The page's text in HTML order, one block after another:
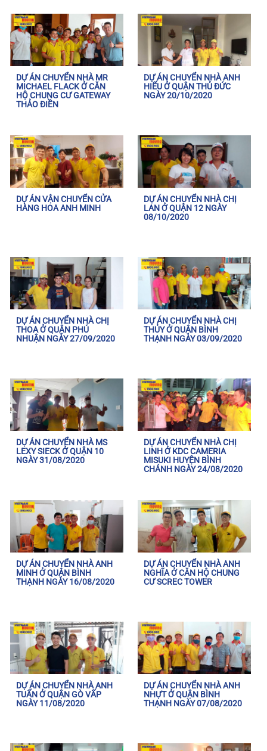
DỰ ÁN CHUYỂN NHÀ MR
MICHAEL FLACK Ở CĂN
HỘ CHUNG CƯ GATEWAY
THẢO ĐIỀN
DỰ ÁN CHUYỂN NHÀ ANH
HIẾU Ở QUẬN THỦ ĐỨC
NGÀY 20/10/2020
DỰ ÁN VẬN CHUYỂN CỬA
HÀNG HOA ANH MINH
DỰ ÁN CHUYỂN NHÀ CHỊ
LAN Ở QUẬN 12 NGÀY
08/10/2020
DỰ ÁN CHUYỂN NHÀ CHỊ
THOA Ở QUẬN PHÚ
NHUẬN NGÀY 27/09/2020
DỰ ÁN CHUYỂN NHÀ CHỊ
THỦY Ở QUẬN BÌNH
THẠNH NGÀY 03/09/2020
DỰ ÁN CHUYỂN NHÀ MS
LEXY SIECK Ở QUẬN 10
NGÀY 31/08/2020
DỰ ÁN CHUYỂN NHÀ CHỊ
LINH Ở KDC CAMERIA
MISUKI HUYỆN BÌNH
CHÁNH NGÀY 24/08/2020
DỰ ÁN CHUYỂN NHÀ ANH
MINH Ở QUẬN BÌNH
THẠNH NGÀY 16/08/2020
DỰ ÁN CHUYỂN NHÀ ANH
NGHĨA Ở CĂN HỘ CHUNG
CƯ SCREC TOWER
DỰ ÁN CHUYỂN NHÀ ANH
TUẤN Ở QUẬN GÒ VẤP
NGÀY 11/08/2020
DỰ ÁN CHUYỂN NHÀ ANH
NHỰT Ở QUẬN BÌNH
THẠNH NGÀY 07/08/2020